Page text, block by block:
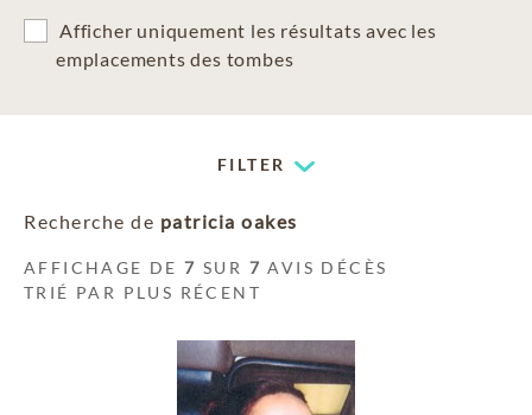
Afficher uniquement les résultats avec les
emplacements des tombes
FILTER
Recherche de patricia oakes
AFFICHAGE DE7 SUR 7 AVIS DÉCÈS
TRIÉ PAR PLUS RÉCENT